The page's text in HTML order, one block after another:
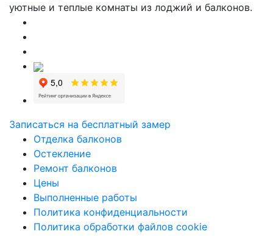
уютные и теплые комнаты из лоджий и балконов.
Записаться на бесплатный замер
Отделка балконов
Остекление
Ремонт балконов
Цены
Выполненные работы
Политика конфиденциальности
Политика обработки файлов cookie